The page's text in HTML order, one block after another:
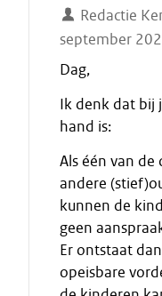
Redactie
september
Dag,
Ik denk dat bij
hand is:
Als één van de
andere
kunnen de
geen
Er ontstaat
opeisbare